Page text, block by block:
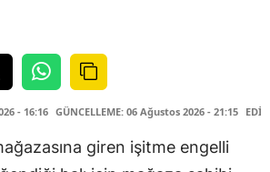
- 16:16 GÜNCELLEME: 06 Ağustos 2026 - 21:15
giren işitme engelli